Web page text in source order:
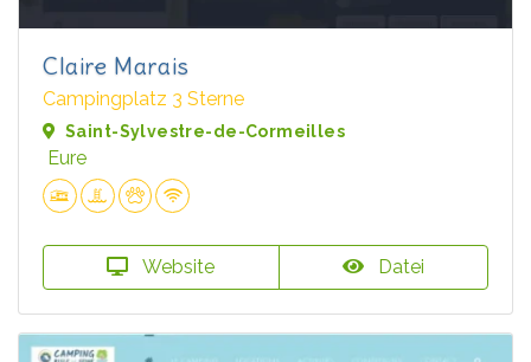
Claire Marais
Campingplatz 3 Sterne
Saint-Sylvestre-de-Cormeilles
Eure
Website Datei